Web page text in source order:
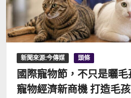
新聞來源:今傳媒 頭條
國際寵物節，不只是曬
寵物經濟新商機 打造毛